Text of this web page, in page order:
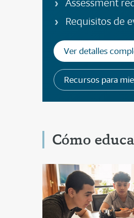
Assessment
Requisitos de
Ver detalles
Recursos para
Cómo